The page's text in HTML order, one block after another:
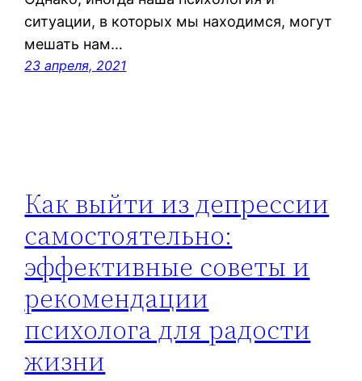
ситуации, в которых мы находимся, могут
мешать нам…
23 апреля, 2021
Как выйти из депрессии
самостоятельно:
эффективные советы и
рекомендации
психолога для радости
жизни